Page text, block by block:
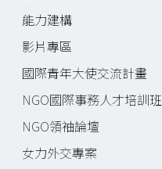
能力建構
影片專區
國際青年大使交流計畫
NGO國際事務人才培訓班
NGO領袖論壇
女力外交專案